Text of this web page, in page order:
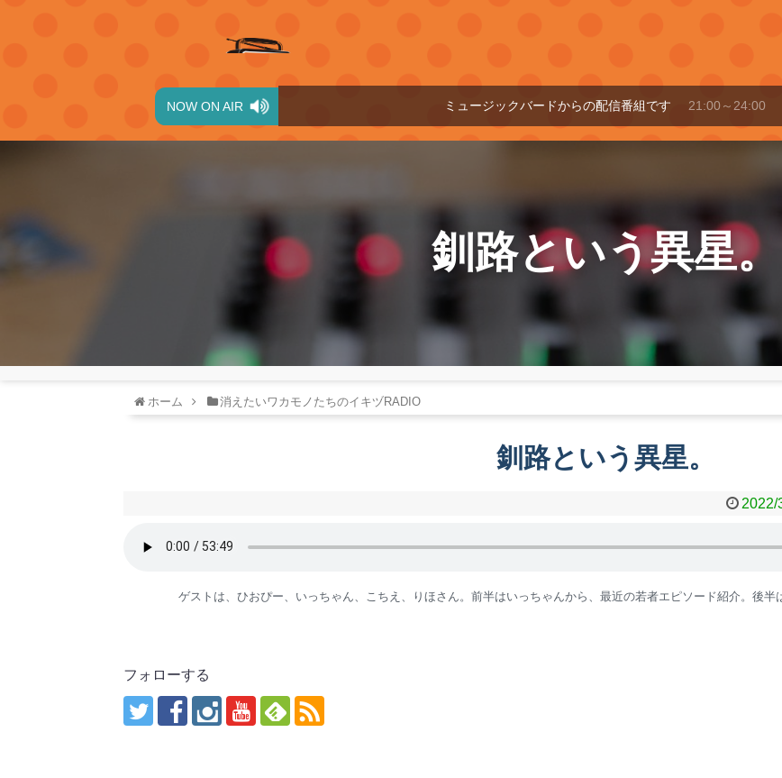
NOW ON AIR ミュージックバードからの配信番組です 21:00～24:00
釧路という異星。
ホーム 消えたいワカモノたちのイキヅRADIO
釧路という異星。
2022/
ゲストは、ひおぴー、いっちゃん、こちえ、りほさん。前半はいっちゃんから、最近の若者エピソード紹介。後半
フォローする